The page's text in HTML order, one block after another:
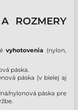
ROZMERY
vyhotovenia (nylon,
páska.
páska (v bielej aj
nylonová páska pre